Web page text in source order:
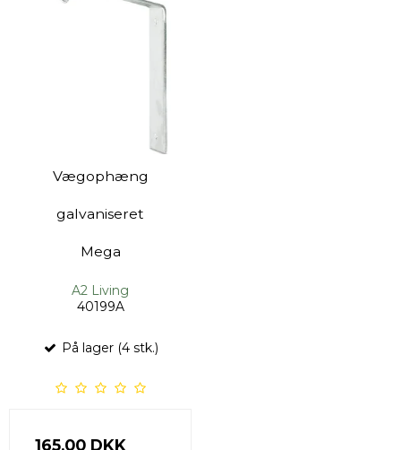
Vægophæng
galvaniseret
Mega
A2 Living
40199A
På lager (4 stk.)
165,00 DKK